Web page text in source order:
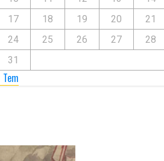
17
18 19 20 21
24
25 26 27 28
31